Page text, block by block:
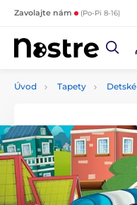
Zavolajte nám (Po-Pi 8-16)
Úvod Tapety Detské